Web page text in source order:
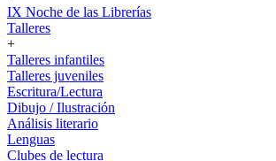
IX Noche de las Librerías
Talleres
+
Talleres infantiles
Talleres juveniles
Escritura/Lectura
Dibujo / Ilustración
Análisis literario
Lenguas
Clubes de lectura